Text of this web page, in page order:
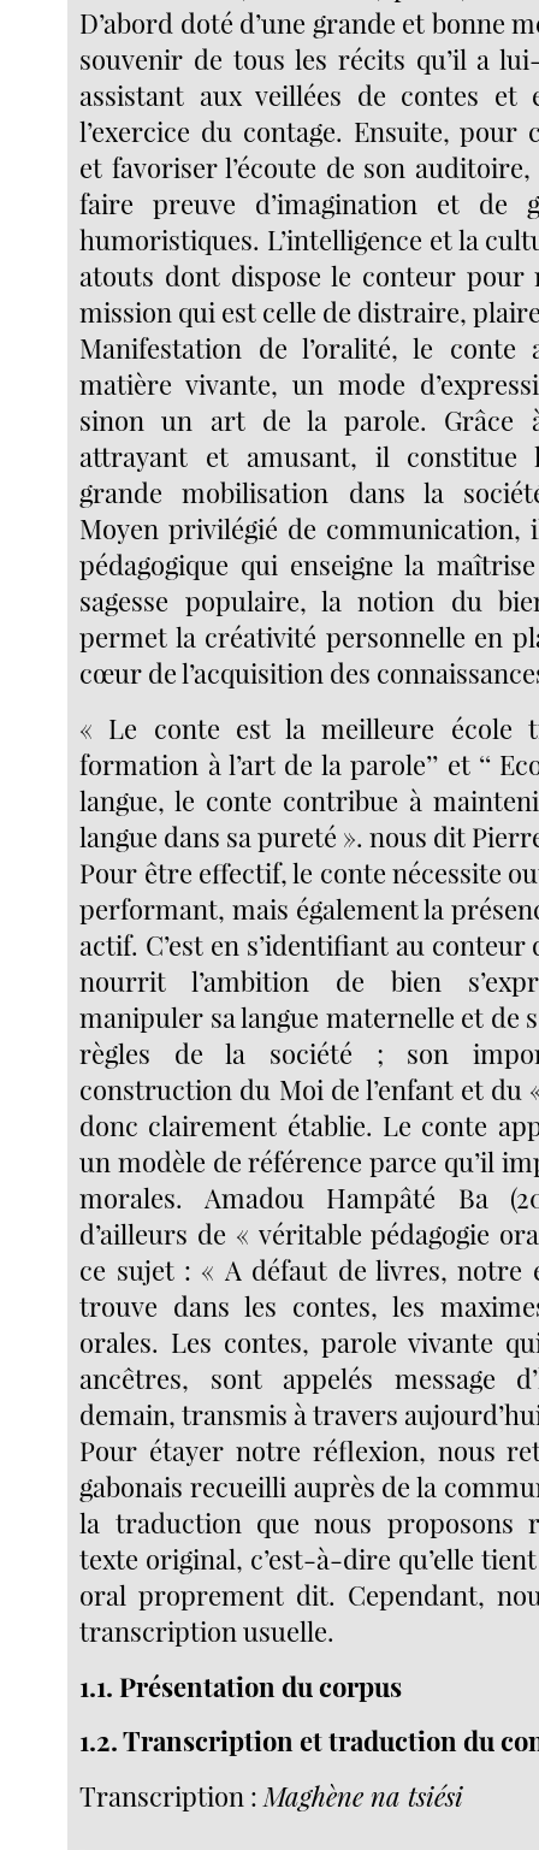
D’abord doté d’une grande et bonne
souvenir de tous les récits qu’il a
assistant aux veillées de contes
l’exercice du contage. Ensuite, pour
et favoriser l’écoute de son
faire preuve d’imagination et de
humoristiques. L’intelligence et la
atouts dont dispose le conteur pour
mission qui est celle de distraire,
Manifestation de l’oralité, le conte
matière vivante, un mode
sinon un art de la parole. Grâce
attrayant et amusant, il constitue
grande mobilisation dans la
Moyen privilégié de communication,
pédagogique qui enseigne la
sagesse populaire, la notion du
permet la créativité personnelle en
cœur de l’acquisition des
« Le conte est la meilleure école
formation à l’art de la parole’’ et ‘‘
langue, le conte contribue à
langue dans sa pureté ». nous dit
Pour être effectif, le conte nécessite
performant, mais également la
actif. C’est en s’identifiant au
nourrit l’ambition de bien
manipuler sa langue maternelle et de
règles de la société ; son
construction du Moi de l’enfant et du
donc clairement établie. Le conte
un modèle de référence parce qu’il
morales. Amadou Hampâté Ba
d’ailleurs de « véritable pédagogie
ce sujet : « A défaut de livres, notre
trouve dans les contes, les
orales. Les contes, parole vivante
ancêtres, sont appelés message
demain, transmis à travers
Pour étayer notre réflexion, nous
gabonais recueilli auprès de la
la traduction que nous proposons
texte original, c’est-à-dire qu’elle
oral proprement dit. Cependant,
transcription usuelle.
1.1. Présentation du corpus
1.2. Transcription et traduction du
Transcription : Maghène na tsiési